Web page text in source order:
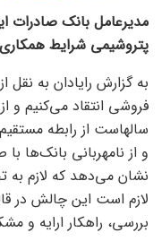
مدیرعامل بانک صادرات
پتروشیمی شرایط همکاری
به گزارش رایادان به نقل
فروشی انتقاد می‌کنیم و
سالهاست از رابطه
و از نامهربانی بانک‌ها
نشان می‌دهد که لازم به
لازم است این چالش در
بررسی، راهکار ارایه و